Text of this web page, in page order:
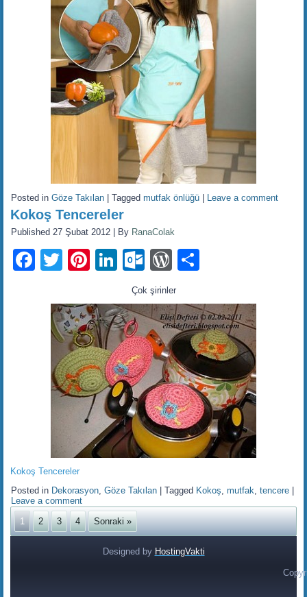
Posted in Göze Takılan |Tagged mutfak önlüğü Leave a comment
Kokoş Tencereler
Published 27 Şubat 2012 By RanaColak
Facebook
TwitterPinterest
LinkedIn
Outlook.com
WordPress
Çok şirinler
Kokoş Tencereler
Posted in Dekorasyon,Göze Takılan |Tagged Kokoş,mutfak,tencere
Leave a comment
1
2 3 4 Sonraki »
Designed by HostingVakti